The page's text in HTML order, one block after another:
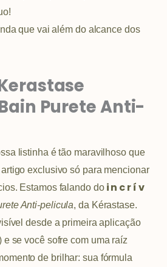
que vai além do alcance dos
Purete Anti-
listinha é tão maravilhoso que
exclusivo só para mencionar
Estamos falando doi n c r í v
Anti-pelicula, da Kérastase.
desde a primeira aplicação
e se você sofre com uma raíz
de brilhar: sua fórmula